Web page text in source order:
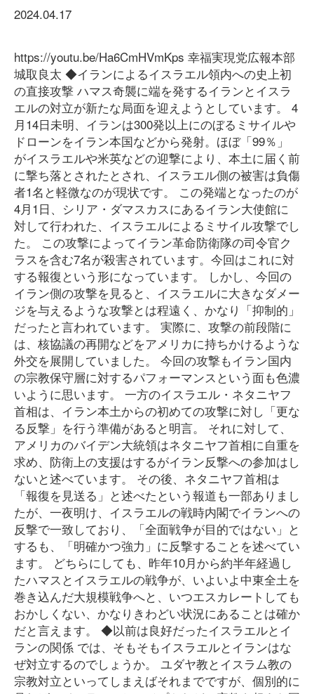
2024.04.17
https://youtu.be/Ha6CmHVmKps 幸福実現党広報本部
城取良太 ◆イランによるイスラエル領内への史上初
の直接攻撃 ハマス奇襲に端を発するイランとイスラ
エルの対立が新たな局面を迎えようとしています。 4
月14日未明、イランは300発以上にのぼるミサイルや
ドローンをイラン本国などから発射。ほぼ「99％」
がイスラエルや米英などの迎撃により、本土に届く前
に撃ち落とされたとされ、イスラエル側の被害は負傷
者1名と軽微なのが現状です。 この発端となったのが
4月1日、シリア・ダマスカスにあるイラン大使館に
対して行われた、イスラエルによるミサイル攻撃でし
た。 この攻撃によってイラン革命防衛隊の司令官ク
ラスを含む7名が殺害されています。今回はこれに対
する報復という形になっています。 しかし、今回の
イラン側の攻撃を見ると、イスラエルに大きなダメー
ジを与えるような攻撃とは程遠く、かなり「抑制的」
だったと言われています。 実際に、攻撃の前段階に
は、核協議の再開などをアメリカに持ちかけるような
外交を展開していました。 今回の攻撃もイラン国内
の宗教保守層に対するパフォーマンスという面も色濃
いように思います。 一方のイスラエル・ネタニヤフ
首相は、イラン本土からの初めての攻撃に対し「更な
る反撃」を行う準備があると明言。 それに対して、
アメリカのバイデン大統領はネタニヤフ首相に自重を
求め、防衛上の支援はするがイラン反撃への参加はし
ないと述べています。 その後、ネタニヤフ首相は
「報復を見送る」と述べたという報道も一部ありまし
たが、一夜明け、イスラエルの戦時内閣でイランへの
反撃で一致しており、「全面戦争が目的ではない」と
するも、「明確かつ強力」に反撃することを述べてい
ます。 どちらにしても、昨年10月から約半年経過し
たハマスとイスラエルの戦争が、いよいよ中東全土を
巻き込んだ大規模戦争へと、いつエスカレートしても
おかしくない、かなりきわどい状況にあることは確か
だと言えます。 ◆以前は良好だったイスラエルとイ
ランの関係 では、そもそもイスラエルとイランはな
ぜ対立するのでしょうか。 ユダヤ教とイスラム教の
宗教対立といってしまえばそれまでですが、個別的に